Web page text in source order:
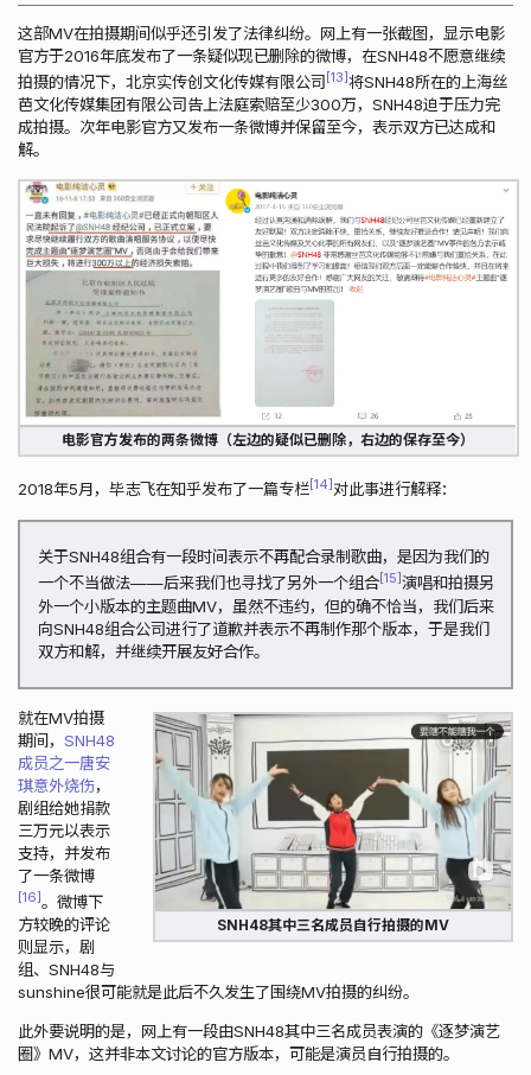
这部MV在拍摄期间似乎还引发了法律纠纷。网上有一张截图，显示电影
官方于2016年底发布了一条疑似现已删除的微博，在SNH48不愿意继续
拍摄的情况下，北京实传创文化传媒有限公司 13 将SNH48所在的上海丝
芭文化传媒集团有限公司告上法庭索赔至少300万，SNH48迫于压力完
成拍摄。次年电影官方又发布一条微博并保留至今，表示双方已达成和
解。
电影官方发布的两条微博（左边的疑似已删除，右边的保存至今）
2018年5月，毕志飞在知乎发布了一篇专栏 14 对此事进行解释：
关于SNH48组合有一段时间表示不再配合录制歌曲，是因为我们的
一个不当做法——后来我们也寻找了另外一个组合 15 演唱和拍摄另
外一个小版本的主题曲MV，虽然不违约，但的确不恰当，我们后来
向SNH48组合公司进行了道歉并表示不再制作那个版本，于是我们
双方和解，并继续开展友好合作。
SNH48其中三名成员自行拍摄的MV
就在MV拍摄
期间， SNH48
成员之一唐安
琪意外烧伤，
剧组给她捐款
三万元以表示
支持，并发布
了一条微博
16 。微博下
方较晚的评论
则显示，剧
组、SNH48与
sunshine很可能就是此后不久发生了围绕MV拍摄的纠纷。
此外要说明的是，网上有一段由SNH48其中三名成员表演的《逐梦演艺
圈》MV，这并非本文讨论的官方版本，可能是演员自行拍摄的。